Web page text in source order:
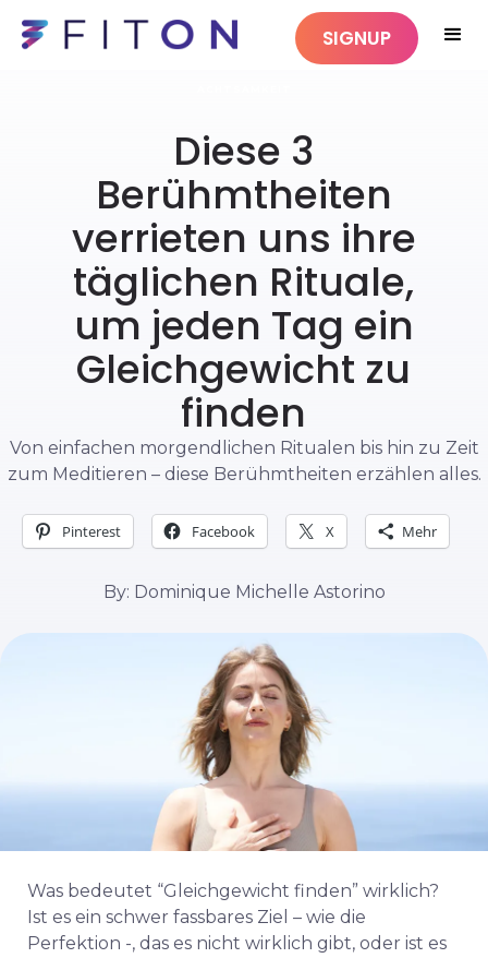
SIGNUP
Diese 3
Berühmtheiten
verrieten uns ihre
täglichen Rituale,
um jeden Tag ein
Gleichgewicht zu
finden
Von einfachen morgendlichen Ritualen bis hin zu Zeit
zum Meditieren – diese Berühmtheiten erzählen alles.
Pinterest Facebook X Mehr
By: Dominique Michelle Astorino
Was bedeutet “Gleichgewicht finden” wirklich?
Ist es ein schwer fassbares Ziel – wie die
Perfektion -, das es nicht wirklich gibt, oder ist es